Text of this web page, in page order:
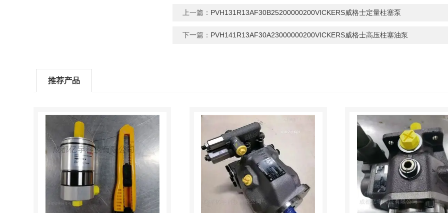
上一篇： PVH131R13AF30B25200000200VICKERS威格士定量柱塞泵
下一篇： PVH141R13AF30A23000000200VICKERS威格士高压柱塞油泵
推荐产品